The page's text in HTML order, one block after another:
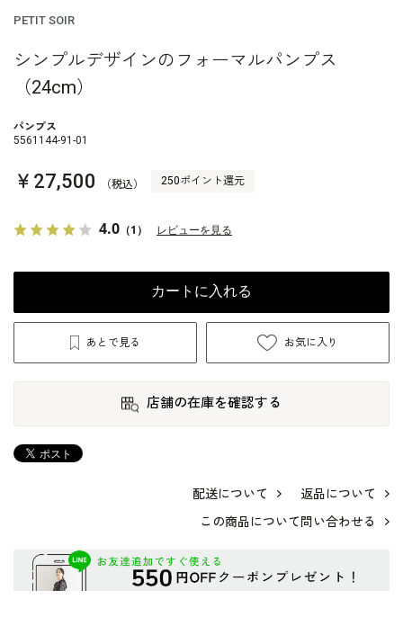
PETIT SOIR
シンプルデザインのフォーマルパンプス
（24cm）
パンプス
5561144-91-01
￥27,500 （税込） 250ポイント還元
4.0 （1） レビューを見る
カートに入れる
あとで見る お気に入り
店舗の在庫を確認する
配送について
返品について
この商品について問い合わせる